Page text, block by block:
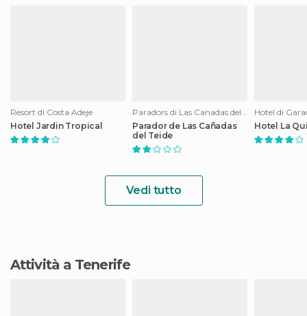
Resort di Costa Adeje
Hotel Jardin Tropical
Paradors di Las Canadas del Teide
Parador de Las Cañadas
del Teide
Hotel di
Hotel La
Vedi tutto
Attività a Tenerife